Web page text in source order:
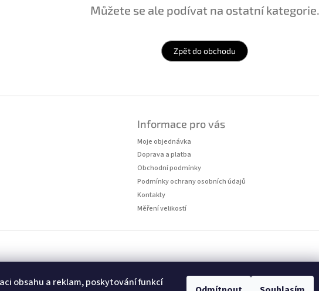
obsahu a reklam, poskytování funkcí
Můžete se ale podívat na ostatní kategorie.
Zpět do obchodu
Informace pro vás
Moje objednávka
Doprava a platba
Obchodní podmínky
Podmínky ochrany osobních údajů
Kontakty
Měření velikostí
Upravit nastavení cookies